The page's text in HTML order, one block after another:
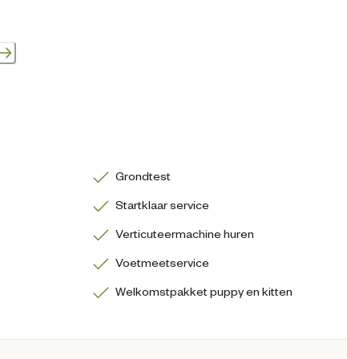
Grondtest
Startklaar service
Verticuteermachine huren
Voetmeetservice
Welkomstpakket puppy en kitten